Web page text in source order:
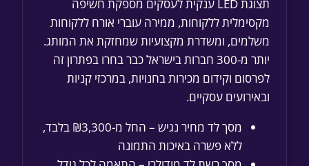
תצוגת LED ענקית לעסקים מספקת חשיפה
מקסימלית ללקוחות, ממירה עוברי אורח ללקוחות
משלמים, ומשדרת מקצועיות שמחזקת את המותג.
יותר מ-300 חברות בישראל כבר בחרו בפתרון זה
לפרסום וקידום מכירות בחנויות, במרכזי קניות
ובאירועים עסקיים.
מסך לד מחיר נגיש – החל מ-₪3,300 בלבד,
ללא פשרה באיכות התמונה